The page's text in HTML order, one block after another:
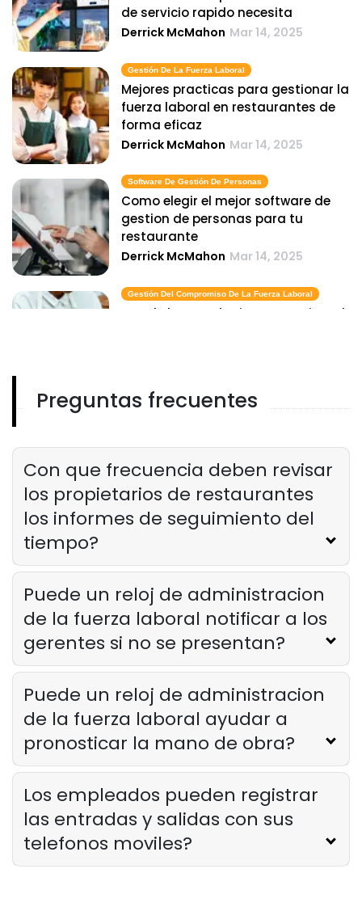
de servicio rapido necesita
Derrick McMahon Mar 14, 2025
Gestión De La Fuerza Laboral
Mejores practicas para gestionar la
fuerza laboral en restaurantes de
forma eficaz
Derrick McMahon Mar 14, 2025
Software De Gestión De Personas
Como elegir el mejor software de
gestion de personas para tu
restaurante
Derrick McMahon Mar 14, 2025
Gestión Del Compromiso De La Fuerza Laboral
Uso de la tecnologia para mejorar la
Aplicación De Gestión De La Fuerza Laboral
aplicacion de gestion de la fuerza
laboral
Derrick McMahon Mar 14, 2025
Preguntas frecuentes
Con que frecuencia deben revisar
los propietarios de restaurantes
los informes de seguimiento del
tiempo?
Puede un reloj de administracion
de la fuerza laboral notificar a los
gerentes si no se presentan?
Puede un reloj de administracion
de la fuerza laboral ayudar a
pronosticar la mano de obra?
Los empleados pueden registrar
las entradas y salidas con sus
telefonos moviles?